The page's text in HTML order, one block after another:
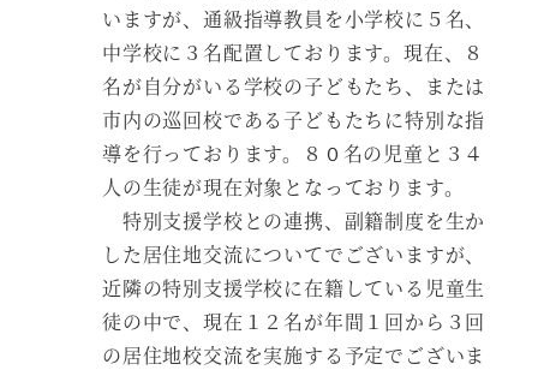
いますが、通級指導教員を小学校に５名、
中学校に３名配置しております。現在、８
名が自分がいる学校の子どもたち、または
市内の巡回校である子どもたちに特別な指
導を行っております。８０名の児童と３４
人の生徒が現在対象となっております。
特別支援学校との連携、副籍制度を生か
した居住地交流についてでございますが、
近隣の特別支援学校に在籍している児童生
徒の中で、現在１２名が年間１回から３回
の居住地校交流を実施する予定でございま